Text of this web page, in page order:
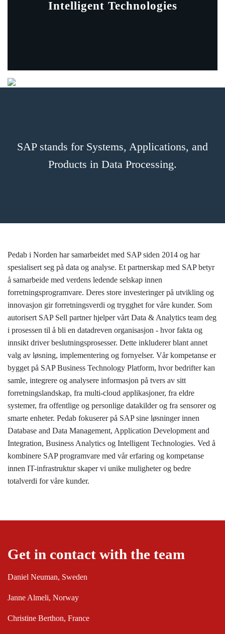
Intelligent Technologies
SAP stands for Systems, Applications, and
Products in Data Processing.
Pedab i Norden har samarbeidet med SAP siden 2014 og har
spesialisert seg på data og analyse. Et partnerskap med SAP betyr
å samarbeide med verdens ledende selskap innen
forretningsprogramvare. Deres store investeringer på utvikling og
innovasjon gir forretningsverdi og trygghet for våre kunder. Som
autorisert SAP Sell partner hjelper vårt Data & Analytics team deg
i prosessen til å bli en datadreven organisasjon - hvor fakta og
innsikt driver beslutningsprosesser. Dette inkluderer blant annet
valg av løsning, implementering og fornyelser. Vår kompetanse er
bygget på SAP Business Technology Platform, hvor bedrifter kan
samle, integrere og analysere informasjon på tvers av sitt
forretningslandskap, fra multi-cloud applikasjoner, fra eldre
systemer, fra offentlige og personlige datakilder og fra sensorer og
smarte enheter. Pedab fokuserer på SAP sine løsninger innen
Database and Data Management, Application Development and
Integration, Business Analytics og Intelligent Technologies. Ved å
kombinere SAP programvare med vår erfaring og kompetanse
innen IT-infrastruktur skaper vi unike muligheter og bedre
totalverdi for våre kunder.
Get in contact with the team
Daniel Neuman, Sweden
Janne Almeli, Norway
Christine Berthon, France